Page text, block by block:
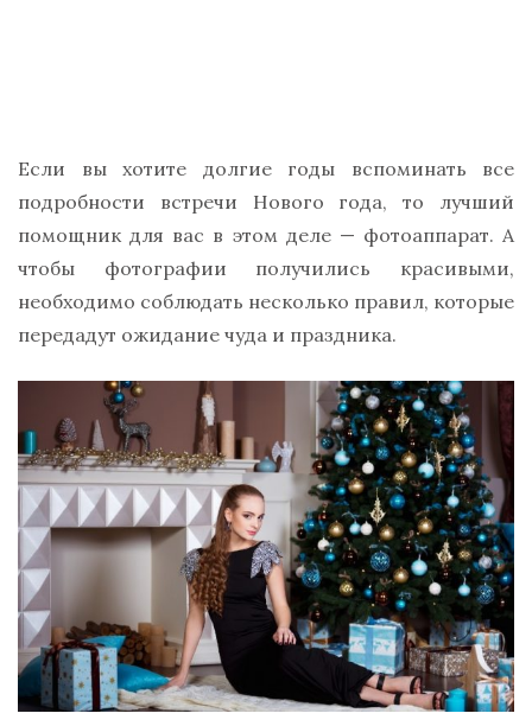
Если вы хотите долгие годы вспоминать все
подробности встречи Нового года, то лучший
помощник для вас в этом деле — фотоаппарат. А
чтобы фотографии получились красивыми,
необходимо соблюдать несколько правил, которые
передадут ожидание чуда и праздника.